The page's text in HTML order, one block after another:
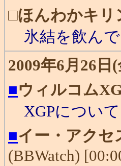
□ほんわかキリ
氷結を飲ん
2009年6月26日
■ウィルコム
XGPについ
■イー・アクセ
(BBWatch)